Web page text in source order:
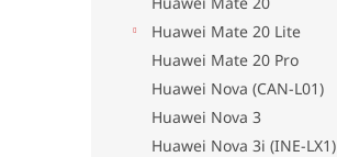
Huawei Mate 20 Lite
Huawei Mate 20 Pro
Huawei Nova (CAN-L01)
Huawei Nova 3
Huawei Nova 3i (INE-LX1)